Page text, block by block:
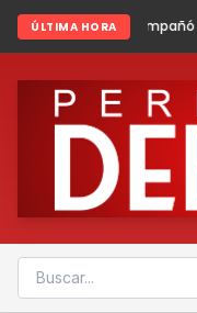
ÚLTIMA HORA
al gobernador en gira